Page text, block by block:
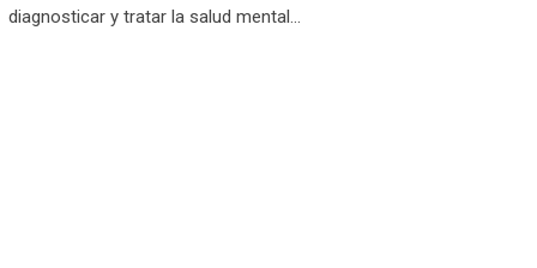
diagnosticar y tratar la salud mental…